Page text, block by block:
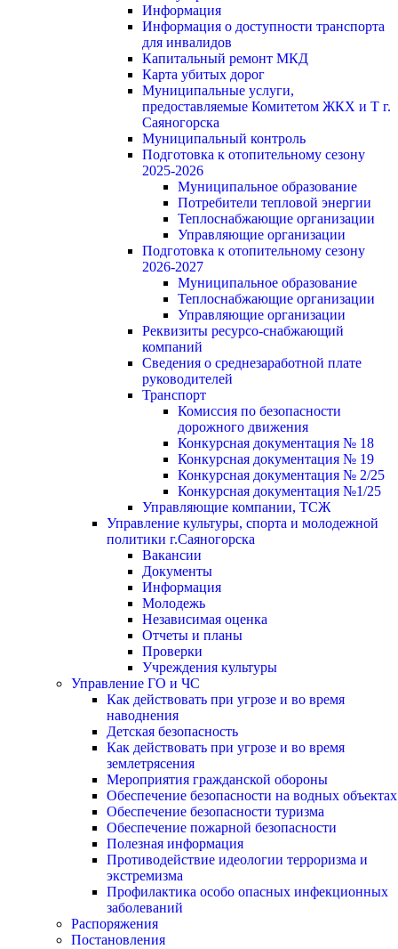
Информация
Информация о доступности транспорта
для инвалидов
Капитальный ремонт МКД
Карта убитых дорог
Муниципальные услуги,
предоставляемые Комитетом ЖКХ и Т г.
Саяногорска
Муниципальный контроль
Подготовка к отопительному сезону
2025-2026
Муниципальное образование
Потребители тепловой энергии
Теплоснабжающие организации
Управляющие организации
Подготовка к отопительному сезону
2026-2027
Муниципальное образование
Теплоснабжающие организации
Управляющие организации
Реквизиты ресурсо-снабжающий
компаний
Сведения о среднезаработной плате
руководителей
Транспорт
Комиссия по безопасности
дорожного движения
Конкурсная документация № 18
Конкурсная документация № 19
Конкурсная документация № 2/25
Конкурсная документация №1/25
Управляющие компании, ТСЖ
Управление культуры, спорта и молодежной
политики г.Саяногорска
Вакансии
Документы
Информация
Молодежь
Независимая оценка
Отчеты и планы
Проверки
Учреждения культуры
Управление ГО и ЧС
Как действовать при угрозе и во время
наводнения
Детская безопасность
Как действовать при угрозе и во время
землетрясения
Мероприятия гражданской обороны
Обеспечение безопасности на водных объектах
Обеспечение безопасности туризма
Обеспечение пожарной безопасности
Полезная информация
Противодействие идеологии терроризма и
экстремизма
Профилактика особо опасных инфекционных
заболеваний
Распоряжения
Постановления